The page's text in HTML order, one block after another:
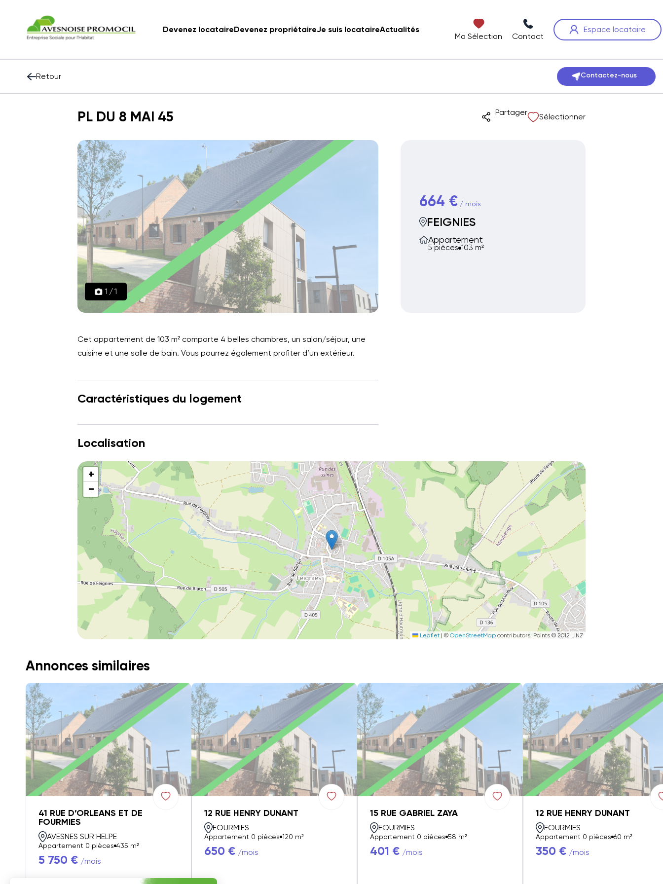
Devenez locataireDevenez propriétaireJe suis locataireActualités
Ma Sélection Contact
Espace locataire
Retour Contactez-nous
PL DU 8 MAI 45 Partager Sélectionner
1 /1
664 €/ mois
FEIGNIES
Appartement
5 pièces 103 m²
Cet appartement de 103 m² comporte 4 belles chambres, un salon/séjour, une
cuisine et une salle de bain. Vous pourrez également profiter d’un extérieur.
Caractéristiques du logement
Localisation
+
−
Leaflet |© OpenStreetMap contributors, Points © 2012 LINZ
Annonces similaires
41 RUE D’ORLEANS ET DE
FOURMIES
AVESNES SUR HELPE
Appartement 0 pièces 435 m²
5 750 € /mois
12 RUE HENRY DUNANT
FOURMIES
Appartement 0 pièces 120 m²
650 € /mois
15 RUE GABRIEL ZAYA
FOURMIES
Appartement 0 pièces 58 m²
401 € /mois
12 RUE HENRY DUNANT
FOURMIES
Appartement 0 pièces 60 m²
350 € /mois